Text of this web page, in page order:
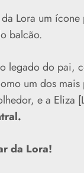
Lora um
balcão.
legado do pai,
um dos
e a Eliza
da Lora!